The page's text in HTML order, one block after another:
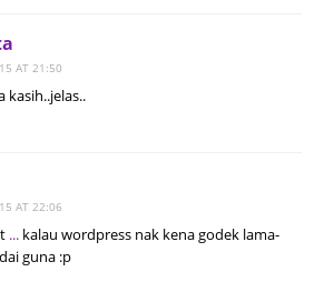
AT 21:50
kasih..jelas..
AT 22:06
... kalau wordpress nak kena godek lama-
guna :p